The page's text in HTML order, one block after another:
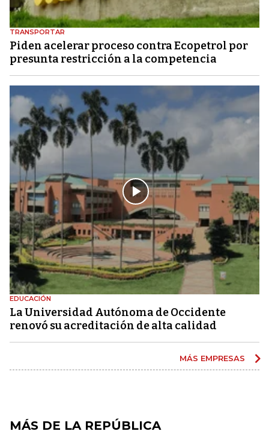
TRANSPORTAR
Piden acelerar proceso contra Ecopetrol por
presunta restricción a la competencia
EDUCACIÓN
La Universidad Autónoma de Occidente
renovó su acreditación de alta calidad
MÁS EMPRESAS
MÁS DE LA REPÚBLICA